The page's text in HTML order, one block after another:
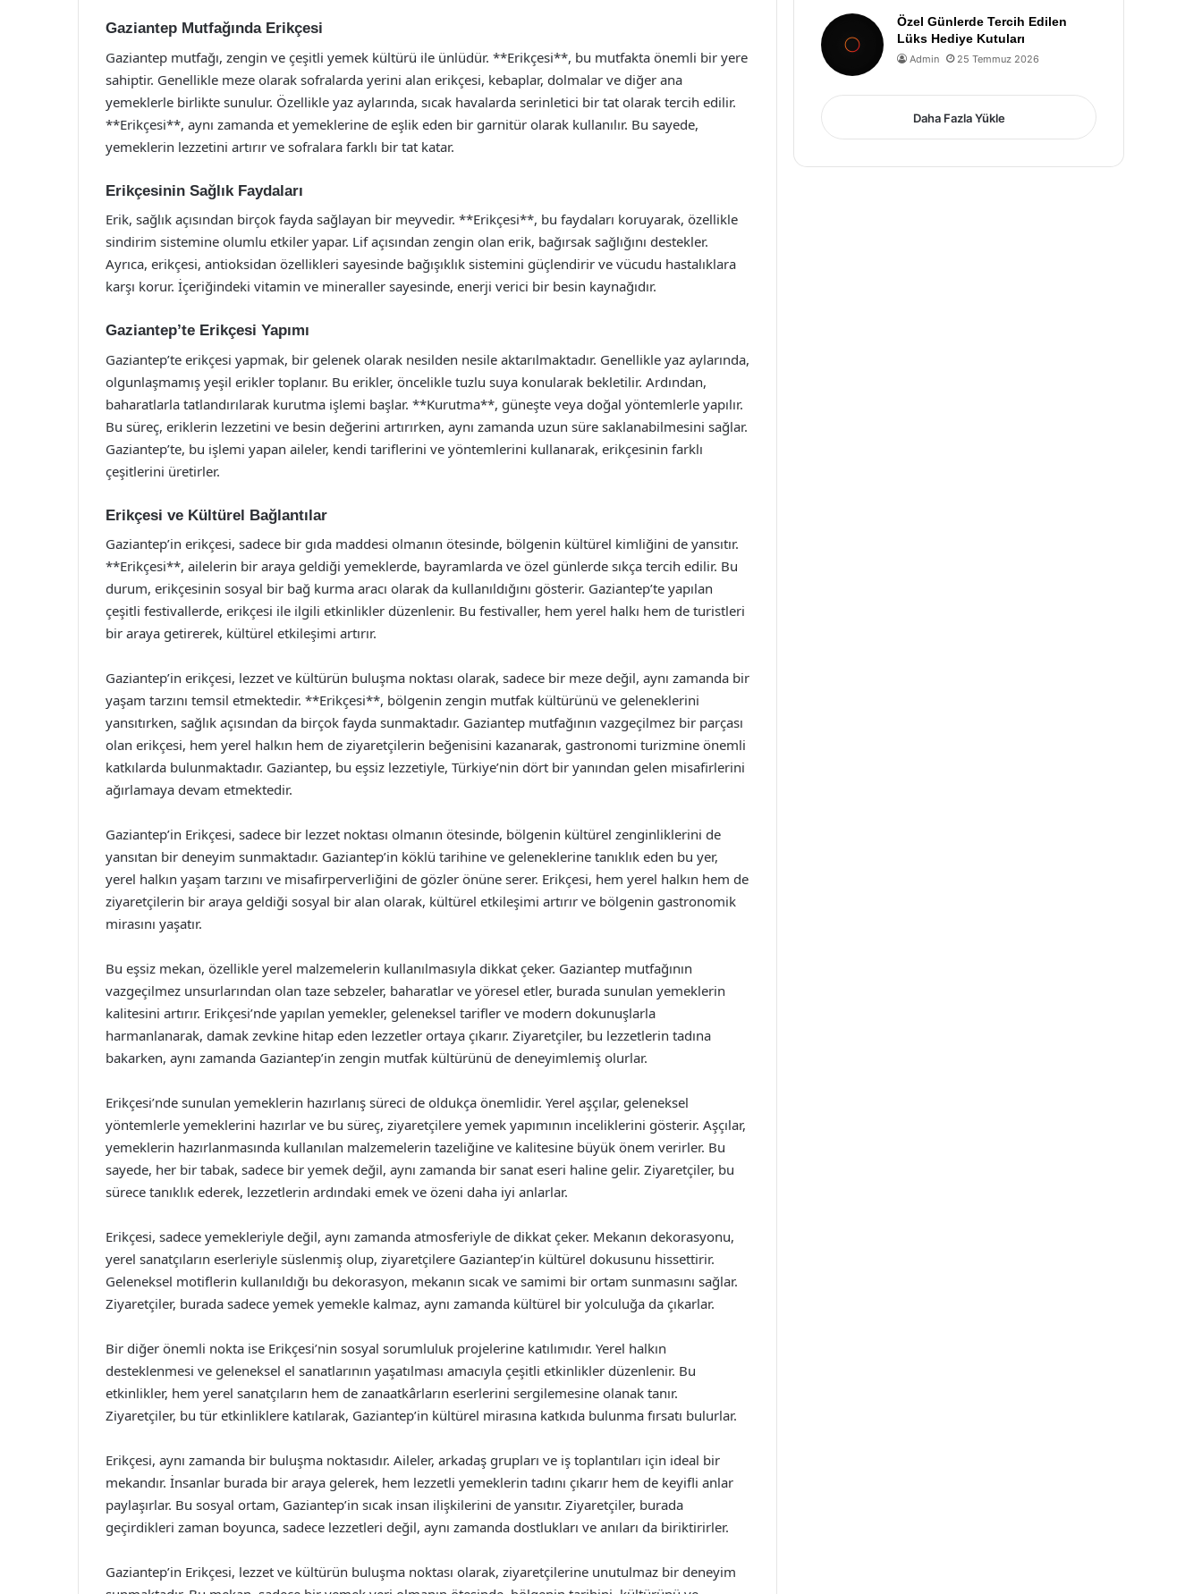
Gaziantep Mutfağında Erikçesi
Gaziantep mutfağı, zengin ve çeşitli yemek kültürü ile ünlüdür. **Erikçesi**, bu mutfakta önemli bir yere
sahiptir. Genellikle meze olarak sofralarda yerini alan erikçesi, kebaplar, dolmalar ve diğer ana
yemeklerle birlikte sunulur. Özellikle yaz aylarında, sıcak havalarda serinletici bir tat olarak tercih edilir.
**Erikçesi**, aynı zamanda et yemeklerine de eşlik eden bir garnitür olarak kullanılır. Bu sayede,
yemeklerin lezzetini artırır ve sofralara farklı bir tat katar.
Erikçesinin Sağlık Faydaları
Erik, sağlık açısından birçok fayda sağlayan bir meyvedir. **Erikçesi**, bu faydaları koruyarak, özellikle
sindirim sistemine olumlu etkiler yapar. Lif açısından zengin olan erik, bağırsak sağlığını destekler.
Ayrıca, erikçesi, antioksidan özellikleri sayesinde bağışıklık sistemini güçlendirir ve vücudu hastalıklara
karşı korur. İçeriğindeki vitamin ve mineraller sayesinde, enerji verici bir besin kaynağıdır.
Gaziantep’te Erikçesi Yapımı
Gaziantep’te erikçesi yapmak, bir gelenek olarak nesilden nesile aktarılmaktadır. Genellikle yaz aylarında,
olgunlaşmamış yeşil erikler toplanır. Bu erikler, öncelikle tuzlu suya konularak bekletilir. Ardından,
baharatlarla tatlandırılarak kurutma işlemi başlar. **Kurutma**, güneşte veya doğal yöntemlerle yapılır.
Bu süreç, eriklerin lezzetini ve besin değerini artırırken, aynı zamanda uzun süre saklanabilmesini sağlar.
Gaziantep’te, bu işlemi yapan aileler, kendi tariflerini ve yöntemlerini kullanarak, erikçesinin farklı
çeşitlerini üretirler.
Erikçesi ve Kültürel Bağlantılar
Gaziantep’in erikçesi, sadece bir gıda maddesi olmanın ötesinde, bölgenin kültürel kimliğini de yansıtır.
**Erikçesi**, ailelerin bir araya geldiği yemeklerde, bayramlarda ve özel günlerde sıkça tercih edilir. Bu
durum, erikçesinin sosyal bir bağ kurma aracı olarak da kullanıldığını gösterir. Gaziantep’te yapılan
çeşitli festivallerde, erikçesi ile ilgili etkinlikler düzenlenir. Bu festivaller, hem yerel halkı hem de turistleri
bir araya getirerek, kültürel etkileşimi artırır.
Gaziantep’in erikçesi, lezzet ve kültürün buluşma noktası olarak, sadece bir meze değil, aynı zamanda bir
yaşam tarzını temsil etmektedir. **Erikçesi**, bölgenin zengin mutfak kültürünü ve geleneklerini
yansıtırken, sağlık açısından da birçok fayda sunmaktadır. Gaziantep mutfağının vazgeçilmez bir parçası
olan erikçesi, hem yerel halkın hem de ziyaretçilerin beğenisini kazanarak, gastronomi turizmine önemli
katkılarda bulunmaktadır. Gaziantep, bu eşsiz lezzetiyle, Türkiye’nin dört bir yanından gelen misafirlerini
ağırlamaya devam etmektedir.
Gaziantep’in Erikçesi, sadece bir lezzet noktası olmanın ötesinde, bölgenin kültürel zenginliklerini de
yansıtan bir deneyim sunmaktadır. Gaziantep’in köklü tarihine ve geleneklerine tanıklık eden bu yer,
yerel halkın yaşam tarzını ve misafirperverliğini de gözler önüne serer. Erikçesi, hem yerel halkın hem de
ziyaretçilerin bir araya geldiği sosyal bir alan olarak, kültürel etkileşimi artırır ve bölgenin gastronomik
mirasını yaşatır.
Bu eşsiz mekan, özellikle yerel malzemelerin kullanılmasıyla dikkat çeker. Gaziantep mutfağının
vazgeçilmez unsurlarından olan taze sebzeler, baharatlar ve yöresel etler, burada sunulan yemeklerin
kalitesini artırır. Erikçesi’nde yapılan yemekler, geleneksel tarifler ve modern dokunuşlarla
harmanlanarak, damak zevkine hitap eden lezzetler ortaya çıkarır. Ziyaretçiler, bu lezzetlerin tadına
bakarken, aynı zamanda Gaziantep’in zengin mutfak kültürünü de deneyimlemiş olurlar.
Erikçesi’nde sunulan yemeklerin hazırlanış süreci de oldukça önemlidir. Yerel aşçılar, geleneksel
yöntemlerle yemeklerini hazırlar ve bu süreç, ziyaretçilere yemek yapımının inceliklerini gösterir. Aşçılar,
yemeklerin hazırlanmasında kullanılan malzemelerin tazeliğine ve kalitesine büyük önem verirler. Bu
sayede, her bir tabak, sadece bir yemek değil, aynı zamanda bir sanat eseri haline gelir. Ziyaretçiler, bu
sürece tanıklık ederek, lezzetlerin ardındaki emek ve özeni daha iyi anlarlar.
Erikçesi, sadece yemekleriyle değil, aynı zamanda atmosferiyle de dikkat çeker. Mekanın dekorasyonu,
yerel sanatçıların eserleriyle süslenmiş olup, ziyaretçilere Gaziantep’in kültürel dokusunu hissettirir.
Geleneksel motiflerin kullanıldığı bu dekorasyon, mekanın sıcak ve samimi bir ortam sunmasını sağlar.
Ziyaretçiler, burada sadece yemek yemekle kalmaz, aynı zamanda kültürel bir yolculuğa da çıkarlar.
Bir diğer önemli nokta ise Erikçesi’nin sosyal sorumluluk projelerine katılımıdır. Yerel halkın
desteklenmesi ve geleneksel el sanatlarının yaşatılması amacıyla çeşitli etkinlikler düzenlenir. Bu
etkinlikler, hem yerel sanatçıların hem de zanaatkârların eserlerini sergilemesine olanak tanır.
Ziyaretçiler, bu tür etkinliklere katılarak, Gaziantep’in kültürel mirasına katkıda bulunma fırsatı bulurlar.
Erikçesi, aynı zamanda bir buluşma noktasıdır. Aileler, arkadaş grupları ve iş toplantıları için ideal bir
mekandır. İnsanlar burada bir araya gelerek, hem lezzetli yemeklerin tadını çıkarır hem de keyifli anlar
paylaşırlar. Bu sosyal ortam, Gaziantep’in sıcak insan ilişkilerini de yansıtır. Ziyaretçiler, burada
geçirdikleri zaman boyunca, sadece lezzetleri değil, aynı zamanda dostlukları ve anıları da biriktirirler.
Gaziantep’in Erikçesi, lezzet ve kültürün buluşma noktası olarak, ziyaretçilerine unutulmaz bir deneyim
Özel Günlerde Tercih Edilen
Lüks Hediye Kutuları
Admin 25 Temmuz 2026
Daha Fazla Yükle